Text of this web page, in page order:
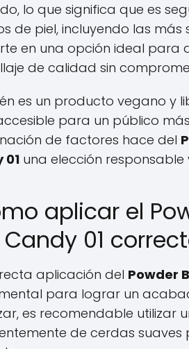
lo que significa que es
de piel, incluyendo las más
en una opción ideal para
de calidad sin
es un producto vegano y
para un público
de factores hace del
01 una elección responsable
aplicar el
Candy 01
aplicación del Powder
para lograr un
es recomendable utilizar
de cerdas